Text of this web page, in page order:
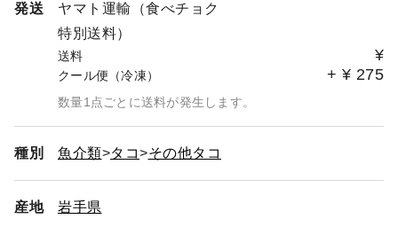
発送
ヤマト運輸（食べチョク
特別送料）
送料 ¥
クール便（冷凍） + ¥ 275
数量1点ごとに送料が発生します。
種別 魚介類 タコ その他タコ
産地 岩手県